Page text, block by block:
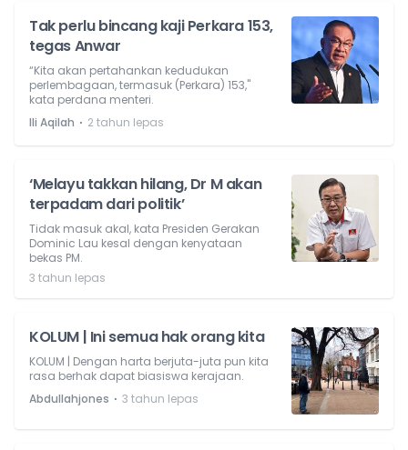
Tak perlu bincang kaji Perkara 153,
tegas Anwar
“Kita akan pertahankan kedudukan
perlembagaan, termasuk (Perkara) 153,"
kata perdana menteri.
Ili Aqilah ⋅ 2 tahun lepas
‘Melayu takkan hilang, Dr M akan
terpadam dari politik’
Tidak masuk akal, kata Presiden Gerakan
Dominic Lau kesal dengan kenyataan
bekas PM.
3 tahun lepas
KOLUM | Ini semua hak orang kita
KOLUM | Dengan harta berjuta-juta pun kita
rasa berhak dapat biasiswa kerajaan.
Abdullahjones ⋅ 3 tahun lepas